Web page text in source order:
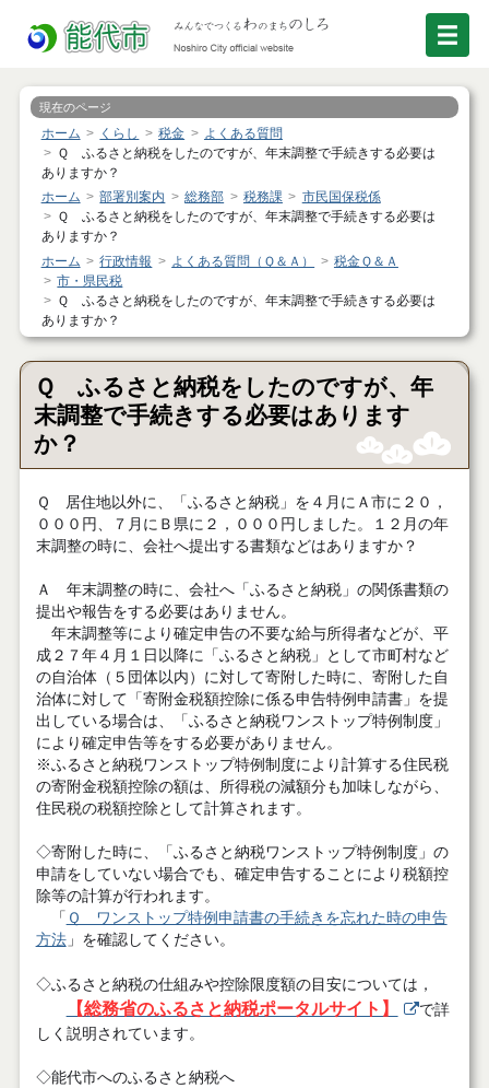
現在のページ
ホーム くらし 税金
よくある質問
Ｑ ふるさと納税をしたのですが、年末調整で手続きする必要は
ありますか？
ホーム
部署別案内 総務部 税務課
市民国保税係
Ｑ ふるさと納税をしたのですが、年末調整で手続きする必要は
ありますか？
ホーム
行政情報 よくある質問（Ｑ＆Ａ）
税金Ｑ＆Ａ
市・県民税
Ｑ ふるさと納税をしたのですが、年末調整で手続きする必要は
ありますか？
Ｑ ふるさと納税をしたのですが、年
末調整で手続きする必要はあります
か？
Ｑ 居住地以外に、「ふるさと納税」を４月にＡ市に２０，
０００円、７月にＢ県に２，０００円しました。１２月の年
末調整の時に、会社へ提出する書類などはありますか？
Ａ 年末調整の時に、会社へ「ふるさと納税」の関係書類の
提出や報告をする必要はありません。
年末調整等により確定申告の不要な給与所得者などが、平
成２７年４月１日以降に「ふるさと納税」として市町村など
の自治体（５団体以内）に対して寄附した時に、寄附した自
治体に対して「寄附金税額控除に係る申告特例申請書」を提
出している場合は、「ふるさと納税ワンストップ特例制度」
により確定申告等をする必要がありません。
※ふるさと納税ワンストップ特例制度により計算する住民税
の寄附金税額控除の額は、所得税の減額分も加味しながら、
住民税の税額控除として計算されます。
◇寄附した時に、「ふるさと納税ワンストップ特例制度」の
申請をしていない場合でも、確定申告することにより税額控
除等の計算が行われます。
「 Ｑ ワンストップ特例申請書の手続きを忘れた時の申告
方法」を確認してください。
◇ふるさと納税の仕組みや控除限度額の目安については，
【総務省のふるさと納税ポータルサイト】
で詳
しく説明されています。
◇能代市へのふるさと納税へ